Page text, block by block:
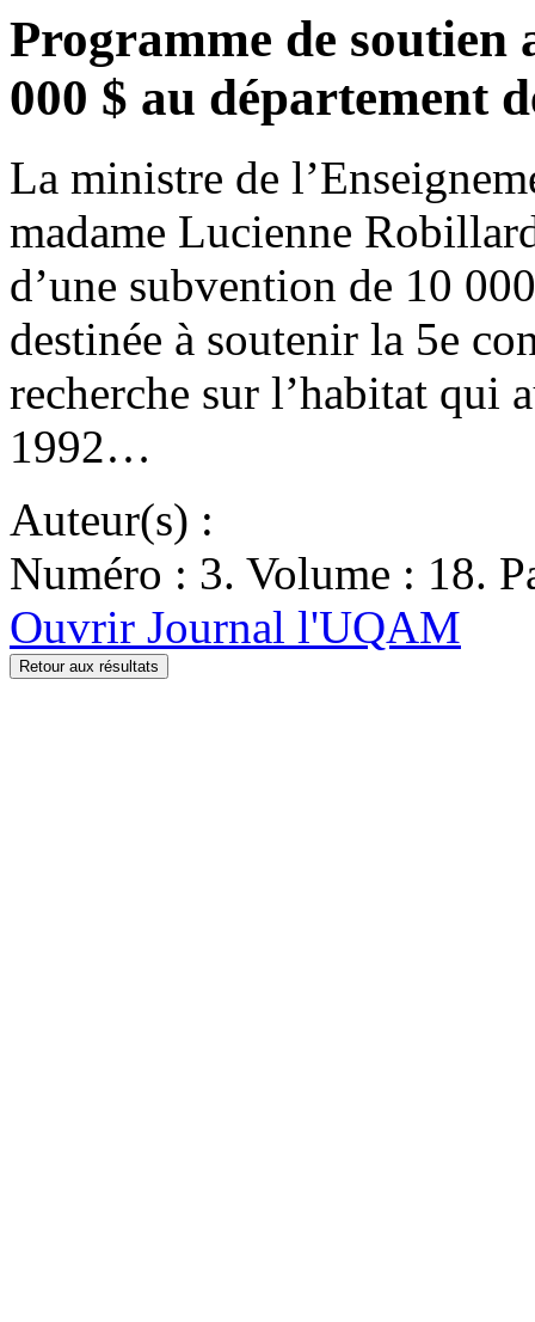
Programme de soutien
000 $ au département
La ministre de
madame Lucienne
d’une subvention de 10
destinée à soutenir la 5e
recherche sur l’habitat qui
1992…
Auteur(s) :
Numéro : 3. Volume : 18.
Ouvrir Journal l'UQAM
Retour aux résultats